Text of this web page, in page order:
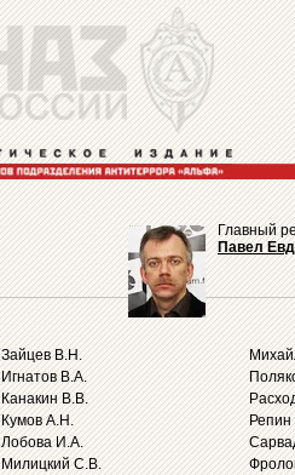
Главный
Павел
Зайцев В.Н.
Игнатов В.А.
Канакин В.В.
Кумов А.Н.
Лобова И.А.
Милицкий С.В.
Репин